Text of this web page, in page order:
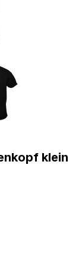
klein